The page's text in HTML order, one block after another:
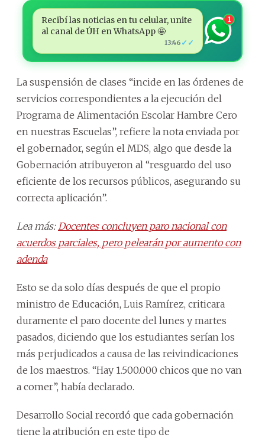
Recibí las noticias en tu celular, unite
al canal de ÚH en WhatsApp 🤩
13:46 ✓✓
1
La suspensión de clases “incide en las órdenes de
servicios correspondientes a la ejecución del
Programa de Alimentación Escolar Hambre Cero
en nuestras Escuelas”, refiere la nota enviada por
el gobernador, según el MDS, algo que desde la
Gobernación atribuyeron al “resguardo del uso
eficiente de los recursos públicos, asegurando su
correcta aplicación”.
Lea más: Docentes concluyen paro nacional con
acuerdos parciales, pero pelearán por aumento con
adenda
Esto se da solo días después de que el propio
ministro de Educación, Luis Ramírez, criticara
duramente el paro docente del lunes y martes
pasados, diciendo que los estudiantes serían los
más perjudicados a causa de las reivindicaciones
de los maestros. “Hay 1.500.000 chicos que no van
a comer”, había declarado.
Desarrollo Social recordó que cada gobernación
tiene la atribución en este tipo de